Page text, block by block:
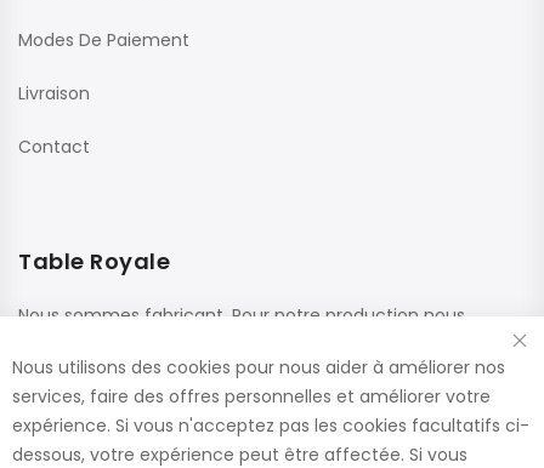
Modes De Paiement
Livraison
Contact
Table Royale
Nous sommes fabricant. Pour notre production nous
renommés. Ces panneaux sont confectionnés dans nos
usines, ce qui nous permet de vous offrir le plus large choix
de dimensions et de finitions.
Nous utilisons des cookies pour nous aider à améliorer nos
services, faire des offres personnelles et améliorer votre
expérience. Si vous n'acceptez pas les cookies facultatifs ci-
dessous, votre expérience peut être affectée. Si vous